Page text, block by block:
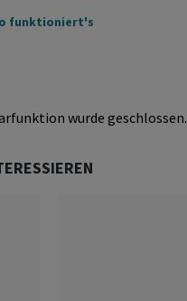
funktioniert's
wurde geschlossen.